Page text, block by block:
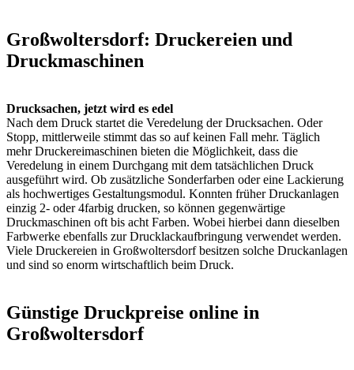
Großwoltersdorf: Druckereien und
Druckmaschinen
Drucksachen, jetzt wird es edel
Nach dem Druck startet die Veredelung der Drucksachen. Oder
Stopp, mittlerweile stimmt das so auf keinen Fall mehr. Täglich
mehr Druckereimaschinen bieten die Möglichkeit, dass die
Veredelung in einem Durchgang mit dem tatsächlichen Druck
ausgeführt wird. Ob zusätzliche Sonderfarben oder eine Lackierung
als hochwertiges Gestaltungsmodul. Konnten früher Druckanlagen
einzig 2- oder 4farbig drucken, so können gegenwärtige
Druckmaschinen oft bis acht Farben. Wobei hierbei dann dieselben
Farbwerke ebenfalls zur Drucklackaufbringung verwendet werden.
Viele Druckereien in Großwoltersdorf besitzen solche Druckanlagen
und sind so enorm wirtschaftlich beim Druck.
Günstige Druckpreise online in
Großwoltersdorf